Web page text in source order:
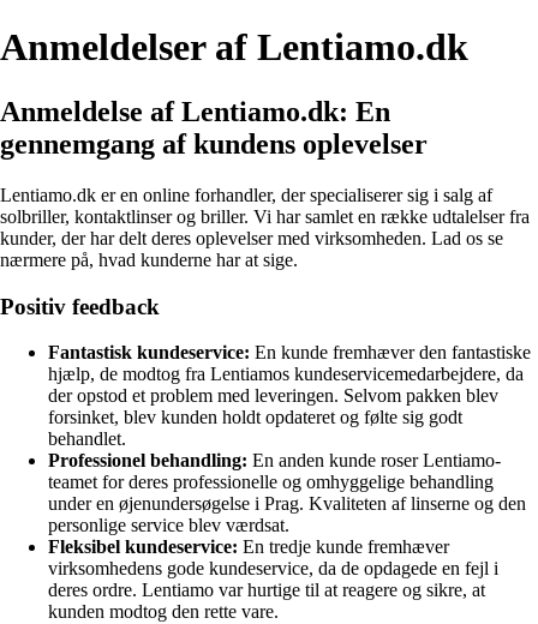
Anmeldelser af Lentiamo.dk
Anmeldelse af Lentiamo.dk: En
gennemgang af kundens oplevelser
Lentiamo.dk er en online forhandler, der specialiserer sig i salg af
solbriller, kontaktlinser og briller. Vi har samlet en række udtalelser fra
kunder, der har delt deres oplevelser med virksomheden. Lad os se
nærmere på, hvad kunderne har at sige.
Positiv feedback
Fantastisk kundeservice: En kunde fremhæver den fantastiske
hjælp, de modtog fra Lentiamos kundeservicemedarbejdere, da
der opstod et problem med leveringen. Selvom pakken blev
forsinket, blev kunden holdt opdateret og følte sig godt
behandlet.
Professionel behandling: En anden kunde roser Lentiamo-
teamet for deres professionelle og omhyggelige behandling
under en øjenundersøgelse i Prag. Kvaliteten af linserne og den
personlige service blev værdsat.
Fleksibel kundeservice: En tredje kunde fremhæver
virksomhedens gode kundeservice, da de opdagede en fejl i
deres ordre. Lentiamo var hurtige til at reagere og sikre, at
kunden modtog den rette vare.